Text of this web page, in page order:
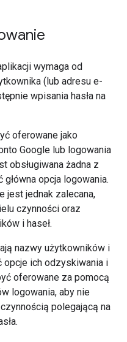
wymaga od
(lub adresu e-
wpisania hasła na
oferowane jako
Google lub logowania
obsługiwana żadna z
opcja logowania.
jest jednak zalecana,
czynności oraz
i haseł.
nazwy użytkowników i
opcje ich odzyskiwania i
oferowane za pomocą
logowania, aby nie
polegającą na